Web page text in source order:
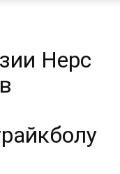
Нерс